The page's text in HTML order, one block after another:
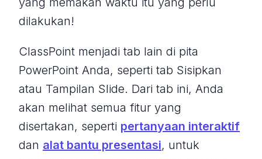
dilakukan!
ClassPoint menjadi tab lain di pita
PowerPoint Anda, seperti tab Sisipkan
atau Tampilan Slide. Dari tab ini, Anda
akan melihat semua fitur yang
disertakan, seperti pertanyaan interaktif
dan alat bantu presentasi, untuk